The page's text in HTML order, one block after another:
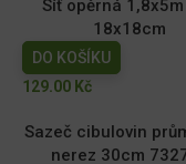
Síť opěrná
18x18cm
DO KOŠÍKU
129.00 Kč
Sazeč cibulovin
nerez 30cm